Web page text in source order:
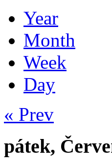
Year
Month
Week
Day
« Prev
pátek,